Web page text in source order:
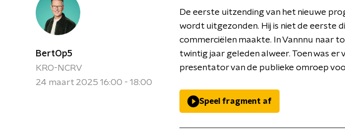
BertOp5
KRO-NCRV
24 maart 2025 16:00 - 18:00
De eerste uitzending van het nieuwe
wordt uitgezonden. Hij is niet de eerste
commerciëlen maakte. In Vannnu naar
twintig jaar geleden alweer. Toen was er
presentator van de publieke omroep
Speel fragment af